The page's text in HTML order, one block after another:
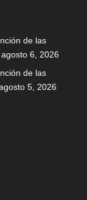
de las
agosto 6, 2026
de las
5, 2026